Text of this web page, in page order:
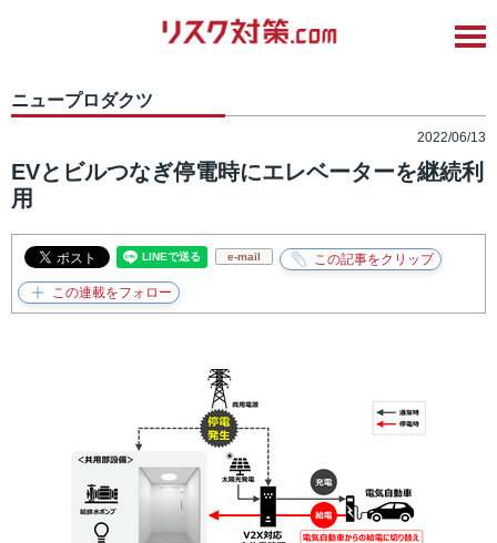
ニュープロダクツ
2022/06/13
EVとビルつなぎ停電時にエレベーターを継続利
用
e-mail